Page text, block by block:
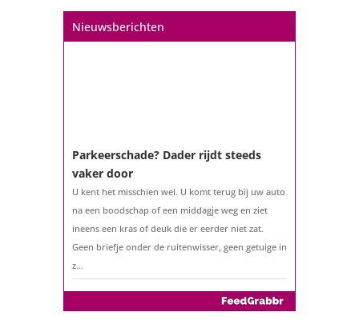
Nieuwsberichten
het eigenlijk met een hypotheek als u 57 jaar of
ouder bent?...
Parkeerschade? Dader rijdt steeds
vaker door
U kent het misschien wel. U komt terug bij uw auto
na een boodschap of een middagje weg en ziet
ineens een kras of deuk die er eerder niet zat.
Geen briefje onder de ruitenwisser, geen getuige in
z...